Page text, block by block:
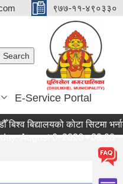
९७७-११-४९०३३०
E-Service Portal
बिद्यालयको कोटा सिटमा
August 6, 2026 - 00:00